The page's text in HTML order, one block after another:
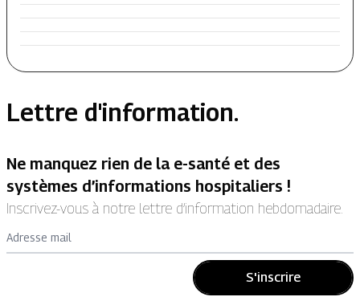
Lettre d'information.
Ne manquez rien de la e-santé et des
systèmes d’informations hospitaliers !
Inscrivez-vous à notre lettre d’information hebdomadaire.
Adresse mail
S'inscrire